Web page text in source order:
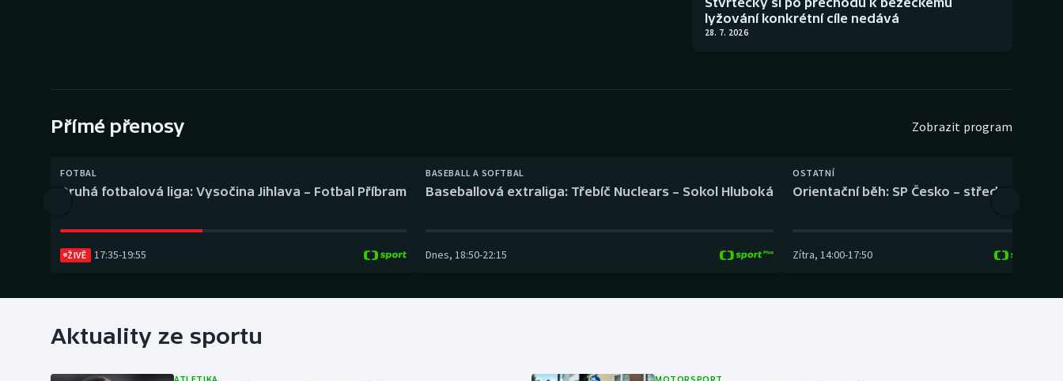
Gymnastika Plážový volejbal
lyžování konkrétní cíle nedává
28. 7. 2026
Přímé přenosy Zobrazit program
FOTBAL
Druhá fotbalová liga: Vysočina Jihlava – Fotbal Příbram
ŽIVĚ 17:35-19:55
BASEBALL A SOFTBAL
Baseballová extraliga: Třebíč Nuclears – Sokol Hluboká
Dnes, 18:50-22:15
OSTATNÍ
Orientační běh: SP Česko – střední trať
Zítra, 14:00-17:50
Aktuality ze sportu